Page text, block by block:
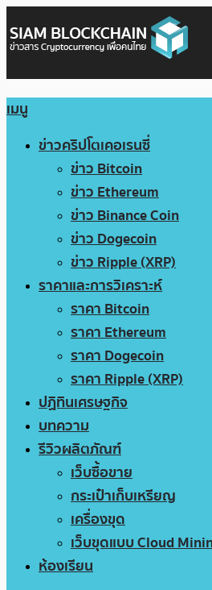
เมนู
ข่าวคริปโตเคอเรนซี่
ข่าว Bitcoin
ข่าว Ethereum
ข่าว Binance Coin
ข่าว Dogecoin
ข่าว Ripple (XRP)
ราคาและการวิเคราะห์
ราคา Bitcoin
ราคา Ethereum
ราคา Dogecoin
ราคา Ripple (XRP)
ปฏิทินเศรษฐกิจ
บทความ
รีวิวผลิตภัณฑ์
เว็บซื้อขาย
กระเป๋าเก็บเหรียญ
เครื่องขุด
เว็บขุดแบบ Cloud
ห้องเรียน